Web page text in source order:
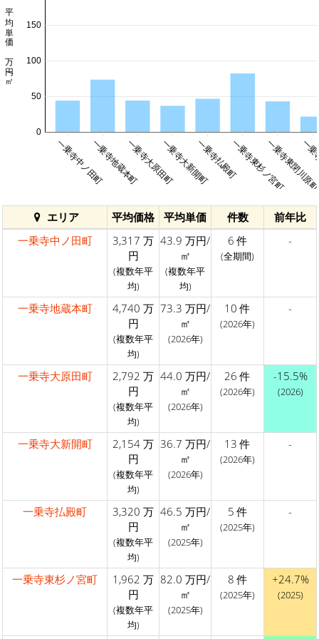
一乗寺中ノ田町一乗寺地蔵本町一乗寺大原田町一乗寺大新開町一乗寺払殿町一乗寺東杉ノ宮町一乗寺東閉川
一
0
50
100
150
平均単価 万円/㎡
エリア 平均価格 平均単価 件数
前年比
一乗寺中ノ田町
3,317 万
円
(複数年平
均)
43.9 万円/
㎡
(複数年平
均)
6 件
(全期間)
-
一乗寺地蔵本町
4,740 万
円
(複数年平
均)
73.3 万円/
㎡
(2026年)
10 件
(2026年)
-
一乗寺大原田町
2,792 万
円
(複数年平
均)
44.0 万円/
㎡
(2026年)
26 件
(2026年)
-15.5%
(2026)
一乗寺大新開町
2,154 万
円
(複数年平
均)
36.7 万円/
㎡
(2026年)
13 件
(2026年)
-
一乗寺払殿町
3,320 万
円
(複数年平
均)
46.5 万円/
㎡
(2025年)
5 件
(2025年)
-
一乗寺東杉ノ宮町
1,962 万
円
(複数年平
均)
82.0 万円/
㎡
(2025年)
8 件
(2025年)
+24.7%
(2025)